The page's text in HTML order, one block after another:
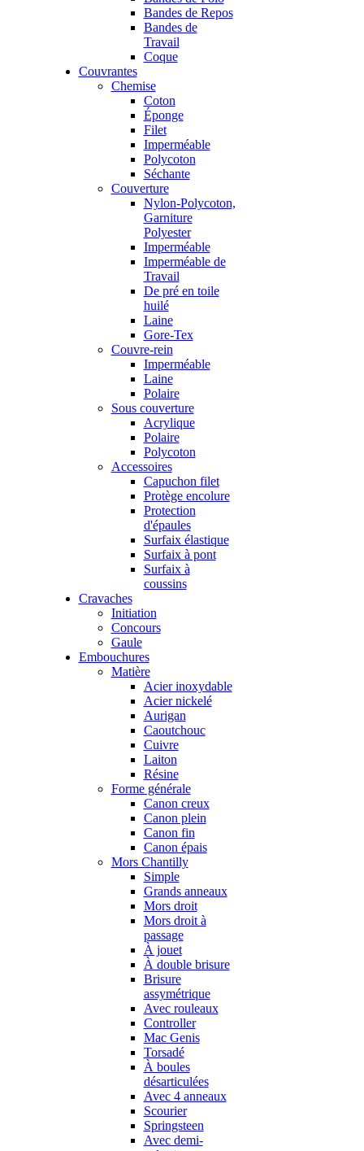
Bandes de Repos
Bandes de
Travail
Coque
Couvrantes
Chemise
Coton
Éponge
Filet
Imperméable
Polycoton
Séchante
Couverture
Nylon-Polycoton,
Garniture
Polyester
Imperméable
Imperméable de
Travail
De pré en toile
huilé
Laine
Gore-Tex
Couvre-rein
Imperméable
Laine
Polaire
Sous couverture
Acrylique
Polaire
Polycoton
Accessoires
Capuchon filet
Protège encolure
Protection
d'épaules
Surfaix élastique
Surfaix à pont
Surfaix à
coussins
Cravaches
Initiation
Concours
Gaule
Embouchures
Matière
Acier inoxydable
Acier nickelé
Aurigan
Caoutchouc
Cuivre
Laiton
Résine
Forme générale
Canon creux
Canon plein
Canon fin
Canon épais
Mors Chantilly
Simple
Grands anneaux
Mors droit
Mors droit à
passage
À jouet
À double brisure
Brisure
assymétrique
Avec rouleaux
Controller
Mac Genis
Torsadé
À boules
désarticulées
Avec 4 anneaux
Scourier
Springsteen
Avec demi-